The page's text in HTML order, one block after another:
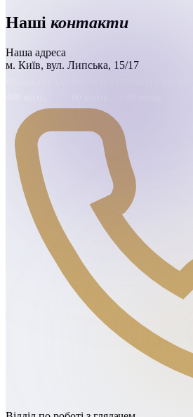
Наші контакти
Наша адреса
м. Київ, вул. Липська, 15/17